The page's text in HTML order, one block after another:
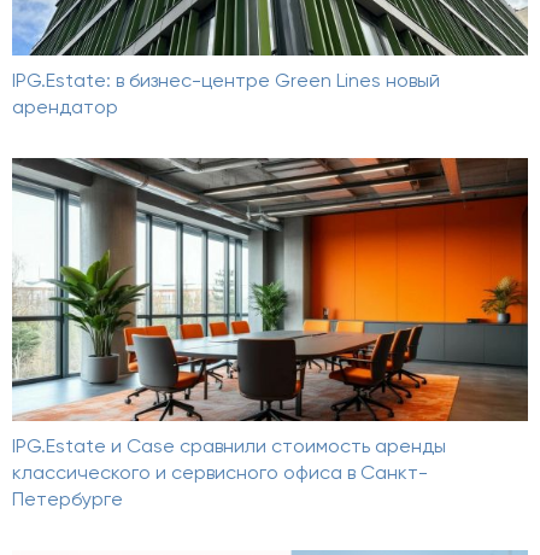
IPG.Estate: в бизнес-центре Green Lines новый
арендатор
IPG.Estate и Case сравнили стоимость аренды
классического и сервисного офиса в Санкт-
Петербурге